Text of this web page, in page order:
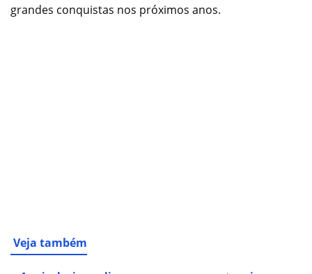
grandes conquistas nos próximos anos.
Veja também